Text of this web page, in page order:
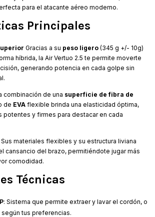
para el atacante aéreo moderno.
Principales
Gracias a su peso ligero (345 g +/- 10g)
híbrida, la Air Vertuo 2.5 te permite moverte
generando potencia en cada golpe sin
combinación de una superficie de fibra de
de EVA flexible brinda una elasticidad óptima,
potentes y firmes para destacar en cada
Sus materiales flexibles y su estructura liviana
cansancio del brazo, permitiéndote jugar más
comodidad.
Técnicas
: Sistema que permite extraer y lavar el cordón, o
tus preferencias.